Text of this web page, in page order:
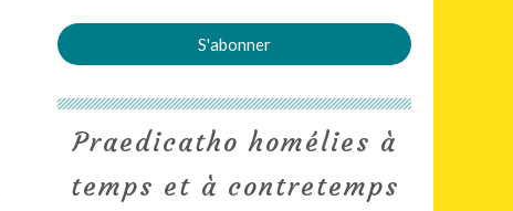
Praedicatho homélies à
temps et à contretemps